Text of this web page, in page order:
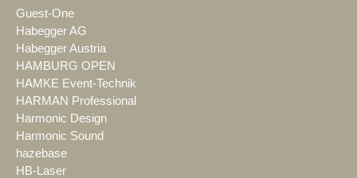
Guest-One
Habegger AG
Habegger Austria
HAMBURG OPEN
HAMKE Event-Technik
HARMAN Professional
Harmonic Design
Harmonic Sound
hazebase
HB-Laser